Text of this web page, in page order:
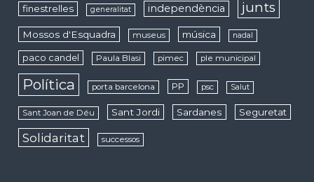
finestrelles generalitat independència junts
Mossos d'Esquadra museus música nadal
paco candel Paula Blasi pimec ple municipal
Política porta barcelona PP psc Salut
Sant Joan de Déu Sant Jordi Sardanes Seguretat
Solidaritat successos